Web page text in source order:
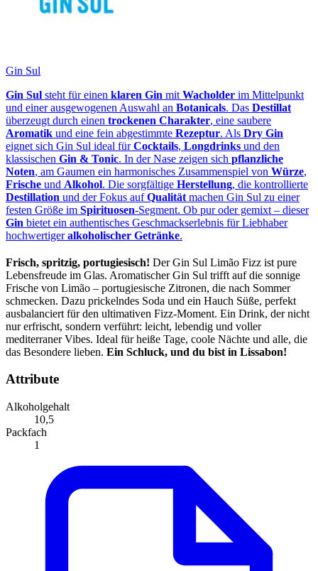
Gin Sul
Gin Sul steht für einen klaren Gin mit Wacholder im Mittelpunkt
und einer ausgewogenen Auswahl an Botanicals. Das Destillat
überzeugt durch einen trockenen Charakter, eine saubere
Aromatik und eine fein abgestimmte Rezeptur. Als Dry Gin
eignet sich Gin Sul ideal fürCocktails, Longdrinks und den
klassischen Gin & Tonic. In der Nase zeigen sich pflanzliche
Noten, am Gaumen ein harmonisches Zusammenspiel von Würze,
Frische und Alkohol. Die sorgfältige Herstellung, die kontrollierte
Destillation und der Fokus aufQualität machen Gin Sul zu einer
festen Größe im Spirituosen-Segment. Ob pur oder gemixt – dieser
Gin bietet ein authentisches Geschmackserlebnis für Liebhaber
hochwertigeralkoholischer Getränke.
Frisch, spritzig, portugiesisch! Der Gin Sul Limão Fizz ist pure
Lebensfreude im Glas. Aromatischer Gin Sul trifft auf die sonnige
Frische von Limão – portugiesische Zitronen, die nach Sommer
schmecken. Dazu prickelndes Soda und ein Hauch Süße, perfekt
ausbalanciert für den ultimativen Fizz-Moment. Ein Drink, der nicht
nur erfrischt, sondern verführt: leicht, lebendig und voller
mediterraner Vibes. Ideal für heiße Tage, coole Nächte und alle, die
das Besondere lieben. Ein Schluck, und du bist in Lissabon!
Attribute
Alkoholgehalt
10,5
Packfach
1